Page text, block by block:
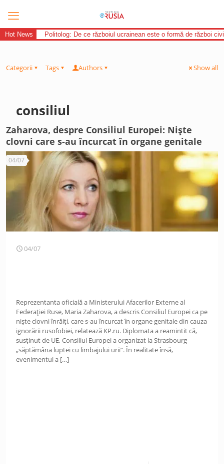
Hot News Politolog: De ce războiul ucrainean este o formă de război
Categorii Tags Authors Show all
consiliul
Zaharova, despre Consiliul Europei: Niște
clovni care s-au încurcat în organe genitale
04/07
04/07
Reprezentanta oficială a Ministerului Afacerilor Externe al
Federației Ruse, Maria Zaharova, a descris Consiliul Europei ca pe
niște clovni înrăiți, care s-au încurcat în organe genitale din cauza
ignorării rusofobiei, relatează KP.ru. Diplomata a reamintit că,
susținut de UE, Consiliul Europei a organizat la Strasbourg
„săptămâna luptei cu limbajului urii”. În realitate însă,
evenimentul a […]